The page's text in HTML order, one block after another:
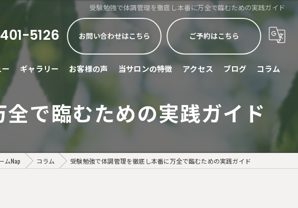
受験勉強で体調管理を徹底し本番に万全で臨むための実践ガイド
5126 お問い合わせはこちら ご予約はこちら
ギャラリー お客様の声 当サロンの特徴
眼精疲労
アクセス ブログ コラム
で臨むための実践ガイド
ムNap コラム 受験勉強で体調管理を徹底し本番に万全で臨むための実践ガイド